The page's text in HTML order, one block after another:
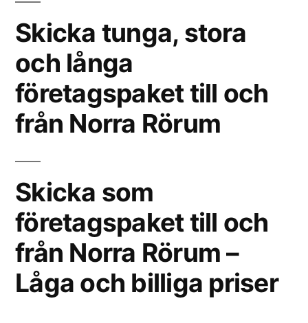
Skicka tunga, stora
och långa
företagspaket till och
från Norra Rörum
Skicka som
företagspaket till och
från Norra Rörum –
Låga och billiga priser